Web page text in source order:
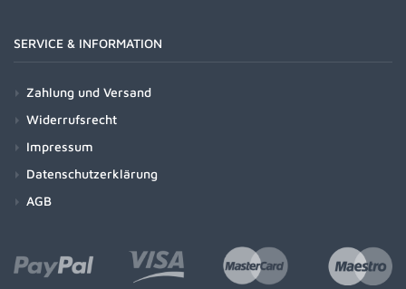
SERVICE & INFORMATION
Zahlung und Versand
Widerrufsrecht
Impressum
Datenschutzerklärung
AGB